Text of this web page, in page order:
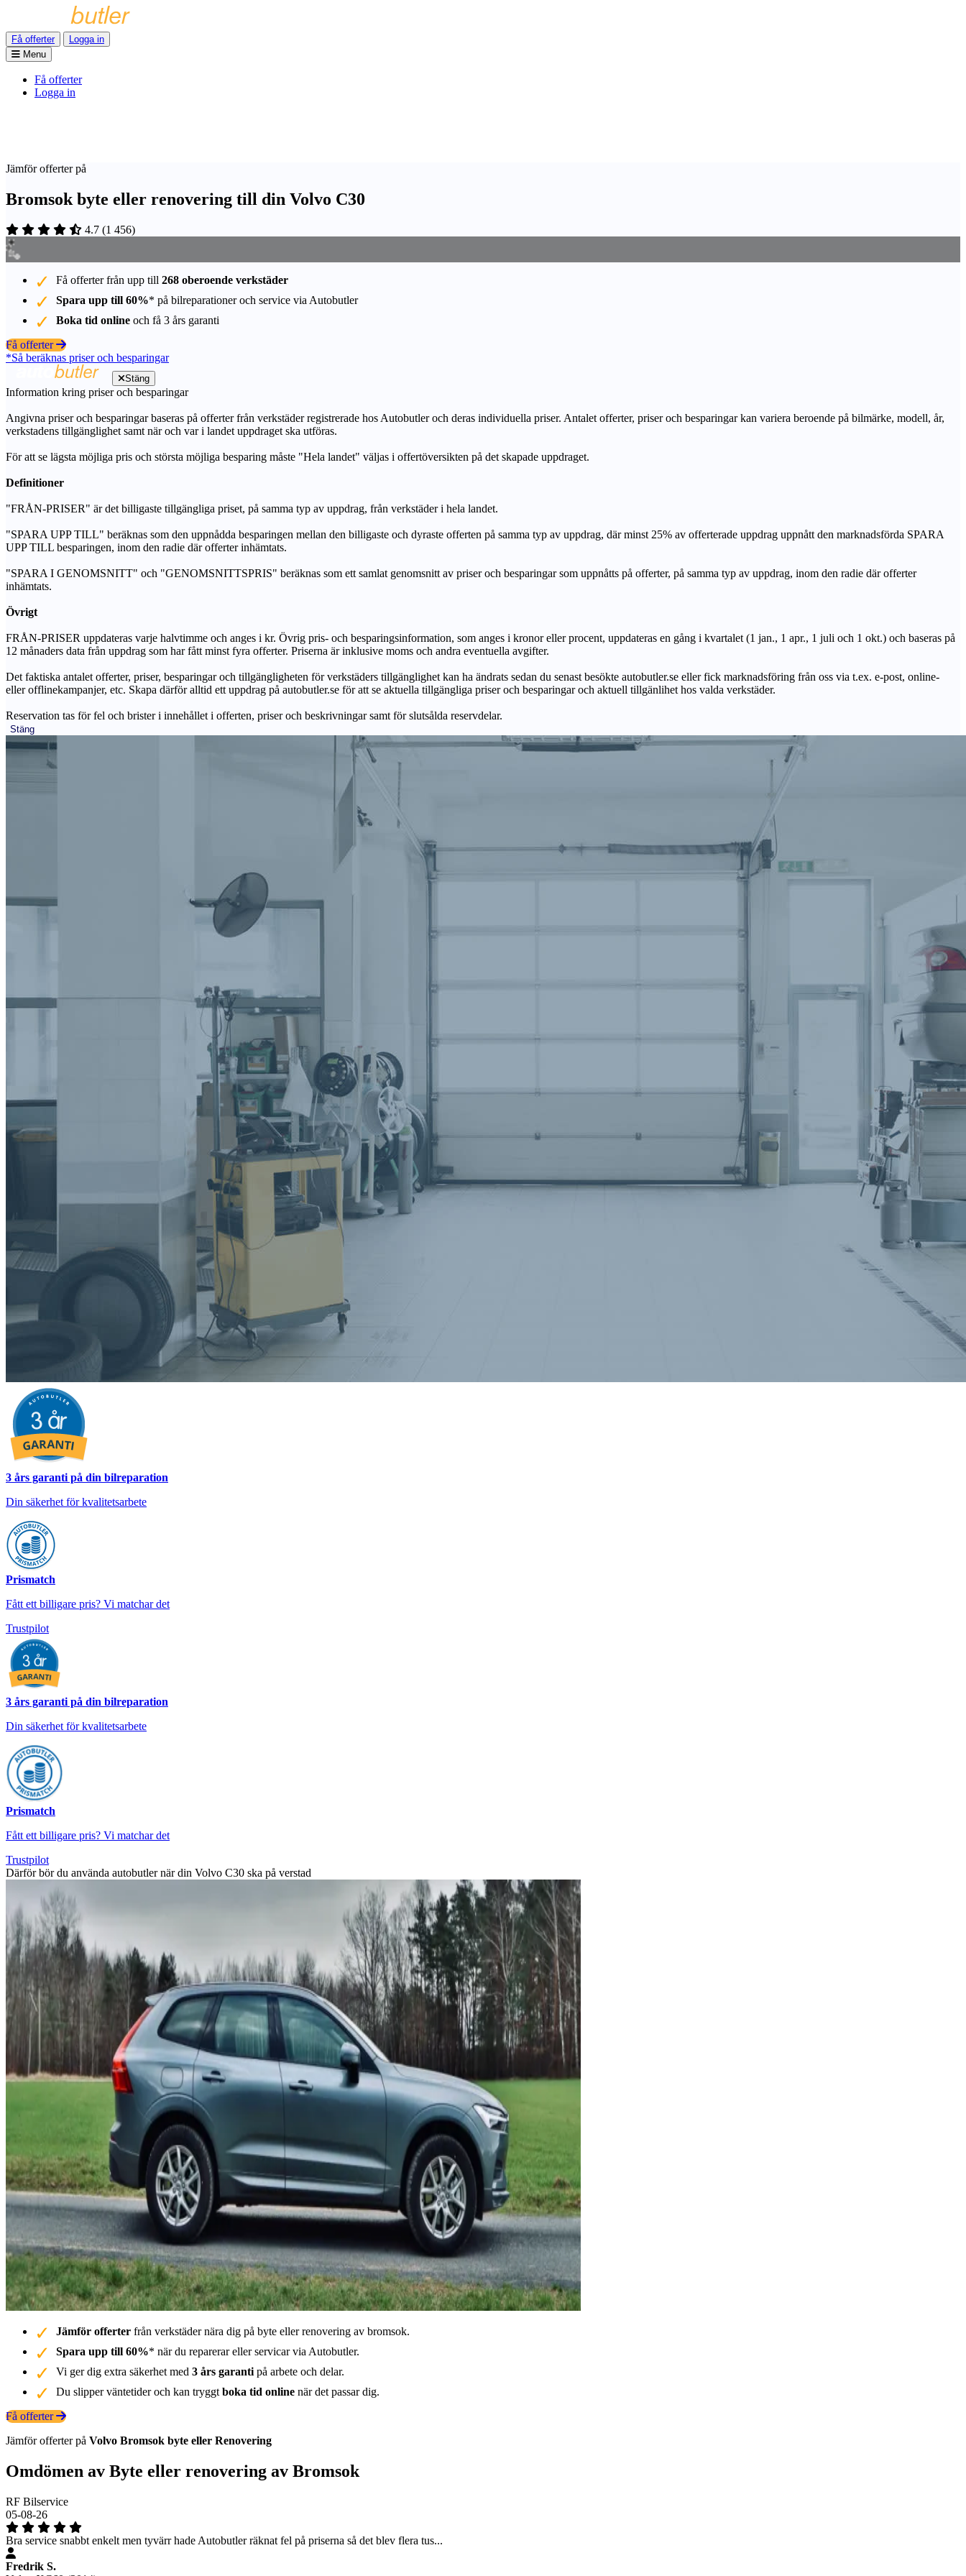
Få offerter
Logga in
Menu
Få offerter
Logga in
Jämför offerter på
Bromsok byte eller renovering till din Volvo C30
4.7 (1 456)
Få offerter från upp till 268 oberoende verkstäder
Spara upp till 60%* på bilreparationer och service via Autobutler
Boka tid online och få 3 års garanti
Få offerter
*Så beräknas priser och besparingar
Stäng
Information kring priser och besparingar
Angivna priser och besparingar baseras på offerter från verkstäder registrerade hos Autobutler och deras individuella priser. Antalet offerter, priser och besparingar kan variera beroende på bilmärke, modell, år,
verkstadens tillgänglighet samt när och var i landet uppdraget ska utföras.
För att se lägsta möjliga pris och största möjliga besparing måste "Hela landet" väljas i offertöversikten på det skapade uppdraget.
Definitioner
"FRÅN-PRISER" är det billigaste tillgängliga priset, på samma typ av uppdrag, från verkstäder i hela landet.
"SPARA UPP TILL" beräknas som den uppnådda besparingen mellan den billigaste och dyraste offerten på samma typ av uppdrag, där minst 25% av offerterade uppdrag uppnått den marknadsförda SPARA
UPP TILL besparingen, inom den radie där offerter inhämtats.
"SPARA I GENOMSNITT" och "GENOMSNITTSPRIS" beräknas som ett samlat genomsnitt av priser och besparingar som uppnåtts på offerter, på samma typ av uppdrag, inom den radie där offerter
inhämtats.
Övrigt
FRÅN-PRISER uppdateras varje halvtimme och anges i kr. Övrig pris- och besparingsinformation, som anges i kronor eller procent, uppdateras en gång i kvartalet (1 jan., 1 apr., 1 juli och 1 okt.) och baseras på
12 månaders data från uppdrag som har fått minst fyra offerter. Priserna är inklusive moms och andra eventuella avgifter.
Det faktiska antalet offerter, priser, besparingar och tillgängligheten för verkstäders tillgänglighet kan ha ändrats sedan du senast besökte autobutler.se eller fick marknadsföring från oss via t.ex. e-post, online-
eller offlinekampanjer, etc. Skapa därför alltid ett uppdrag på autobutler.se för att se aktuella tillgängliga priser och besparingar och aktuell tillgänlihet hos valda verkstäder.
Reservation tas för fel och brister i innehållet i offerten, priser och beskrivningar samt för slutsålda reservdelar.
Stäng
3 års garanti på din bilreparation
Din säkerhet för kvalitetsarbete
Prismatch
Fått ett billigare pris? Vi matchar det
Trustpilot
3 års garanti på din bilreparation
Din säkerhet för kvalitetsarbete
Prismatch
Fått ett billigare pris? Vi matchar det
Trustpilot
Därför bör du använda autobutler när din Volvo C30 ska på verstad
Jämför offerter från verkstäder nära dig på byte eller renovering av bromsok.
Spara upp till 60%* när du reparerar eller servicar via Autobutler.
Vi ger dig extra säkerhet med 3 års garanti på arbete och delar.
Du slipper väntetider och kan tryggt boka tid online när det passar dig.
Få offerter
Jämför offerter på Volvo Bromsok byte eller Renovering
Omdömen av Byte eller renovering av Bromsok
RF Bilservice
05-08-26
Bra service snabbt enkelt men tyvärr hade Autobutler räknat fel på priserna så det blev flera tus...
Fredrik S.